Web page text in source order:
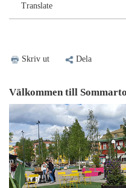
Translate
Skriv ut Dela
Välkommen till